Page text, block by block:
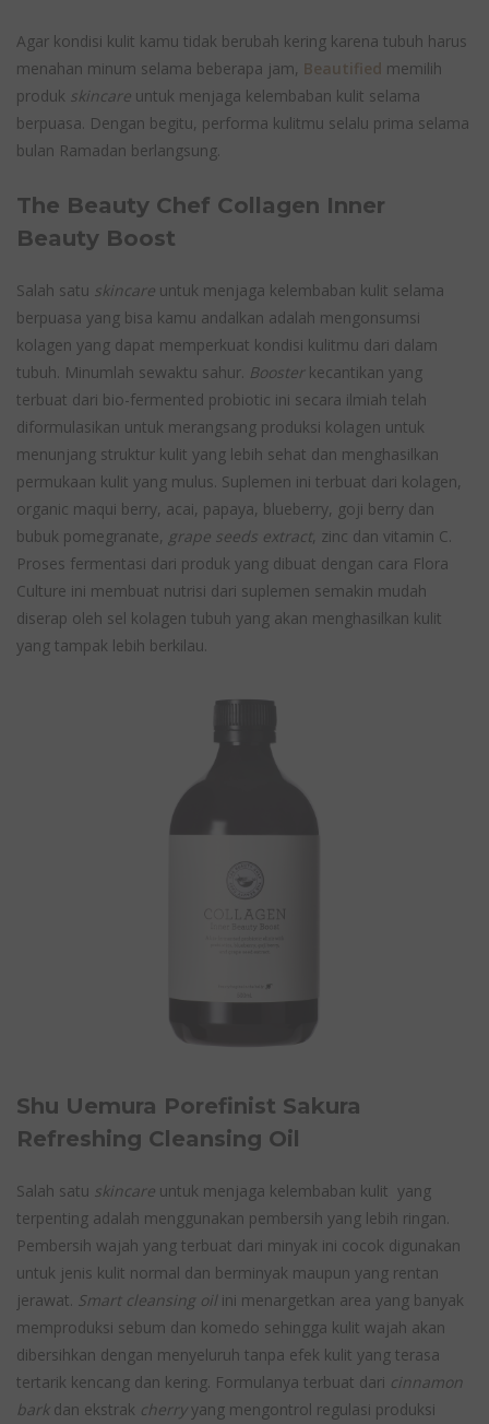
Agar kondisi kulit kamu tidak berubah kering karena tubuh harus
menahan minum selama beberapa jam, Beautified memilih
produk skincare untuk menjaga kelembaban kulit selama
berpuasa. Dengan begitu, performa kulitmu selalu prima selama
bulan Ramadan berlangsung.
The Beauty Chef Collagen Inner
Beauty Boost
Salah satu skincare untuk menjaga kelembaban kulit selama
berpuasa yang bisa kamu andalkan adalah mengonsumsi
kolagen yang dapat memperkuat kondisi kulitmu dari dalam
tubuh. Minumlah sewaktu sahur. Booster kecantikan yang
terbuat dari bio-fermented probiotic ini secara ilmiah telah
diformulasikan untuk merangsang produksi kolagen untuk
menunjang struktur kulit yang lebih sehat dan menghasilkan
permukaan kulit yang mulus. Suplemen ini terbuat dari kolagen,
organic maqui berry, acai, papaya, blueberry, goji berry dan
bubuk pomegranate, grape seeds extract, zinc dan vitamin C.
Proses fermentasi dari produk yang dibuat dengan cara Flora
Culture ini membuat nutrisi dari suplemen semakin mudah
diserap oleh sel kolagen tubuh yang akan menghasilkan kulit
yang tampak lebih berkilau.
Shu Uemura Porefinist Sakura
Refreshing Cleansing Oil
Salah satu skincare untuk menjaga kelembaban kulit yang
terpenting adalah menggunakan pembersih yang lebih ringan.
Pembersih wajah yang terbuat dari minyak ini cocok digunakan
untuk jenis kulit normal dan berminyak maupun yang rentan
jerawat. Smart cleansing oilini menargetkan area yang banyak
memproduksi sebum dan komedo sehingga kulit wajah akan
dibersihkan dengan menyeluruh tanpa efek kulit yang terasa
tertarik kencang dan kering. Formulanya terbuat dari cinnamon
bark dan ekstrak cherryyang mengontrol regulasi produksi